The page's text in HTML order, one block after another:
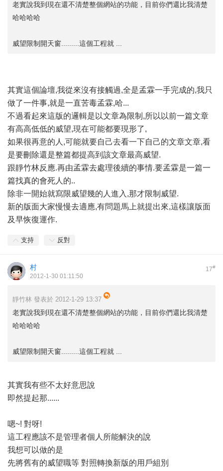
老實說我到現在還不清楚整個網站的功能，目前你們還比我清楚
哈哈哈哈
威望限制開天窗.........這個工程就 ...
其實這個論壇,我從來沒有接觸過,全是孟霖一手完成的,我只
做了一件事,就是一直苦毒孟霖,哈...
不過看起來這版的邏輯是以文章為限制,所以以前一篇文章
有高高低低的威望,現在可能都要現形了,
如果很再意的人,可能就要自己去看一下自己的文章文章,看
是要刪除還是整篇都提高到該文章最高威望.
跟靜竹林反應.再由孟霖去處理後續的事情.要孟霖是一篇一
篇找真的會死人的..
除非一開始就寫限威望幾的人進入,那才限制威望.
新的版面大家慢慢去適應,有問題馬上就提出來,這樣讓版面
及早恢復運作.
支持 反對
17#
村
2012-1-30 01:11:50
靜竹林 發表於 2012-1-29 13:37
老實說我到現在還不清楚整個網站的功能，目前你們還比我清楚
哈哈哈哈
威望限制開天窗.........這個工程就 ...
其實我有些不太好意思說
即然提起那......
嗯~! 對呀!
這工程應該不是管理者個人所能解決的說
我想可以做的是
先將舊有的威望職等 對照轉換新版的用戶組別